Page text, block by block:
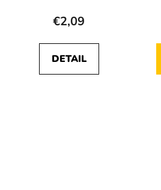
€2,09
DETAIL